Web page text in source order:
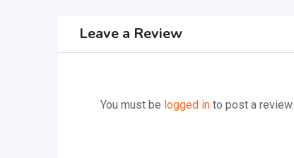
Leave a Review
You must be logged in to post a review.